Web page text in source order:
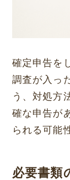
確定申告を
調査が入っ
う、対処方
確な申告が
られる可能
必要書類